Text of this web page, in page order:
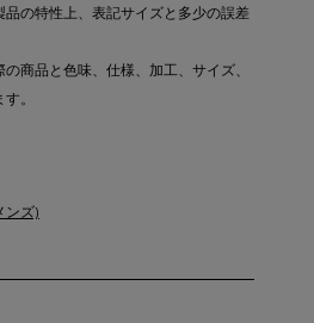
の特性上、表記サイズと多少の誤差
商品と色味、仕様、加工、サイズ、
。
ンズ)